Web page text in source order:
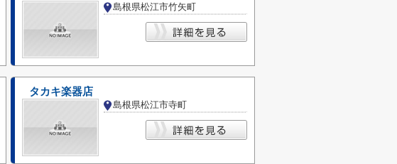
島根県松江市竹矢町
タカキ楽器店
島根県松江市寺町